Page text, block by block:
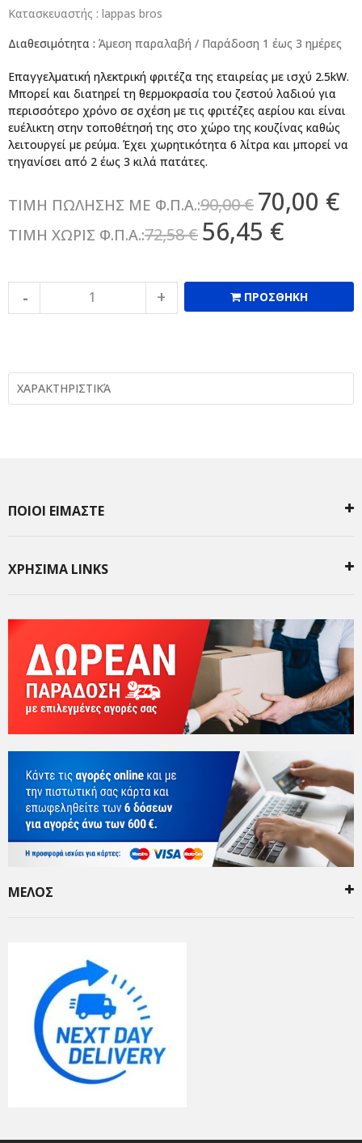
Κατασκευαστής : lappas bros
Διαθεσιμότητα : Άμεση παραλαβή / Παράδoση 1 έως 3 ημέρες
Επαγγελματική ηλεκτρική φριτέζα της εταιρείας με ισχύ 2.5kW.
Μπορεί και διατηρεί τη θερμοκρασία του ζεστού λαδιού για
περισσότερο χρόνο σε σχέση με τις φριτέζες αερίου και είναι
ευέλικτη στην τοποθέτησή της στο χώρο της κουζίνας καθώς
λειτουργεί με ρεύμα. Έχει χωρητικότητα 6 λίτρα και μπορεί να
τηγανίσει από 2 έως 3 κιλά πατάτες.
ΤΙΜΗ ΠΩΛΗΣΗΣ ΜΕ Φ.Π.Α.:90,00 € 70,00 €
ΤΙΜΗ ΧΩΡΙΣ Φ.Π.Α.:72,58 € 56,45 €
ΠΡΟΣΘΗΚΗ
ΧΑΡΑΚΤΗΡΙΣΤΙΚΆ
ΠΟΙΟΙ ΕΙΜΑΣΤΕ
ΧΡΗΣΙΜΑ LINKS
ΜΕΛΟΣ